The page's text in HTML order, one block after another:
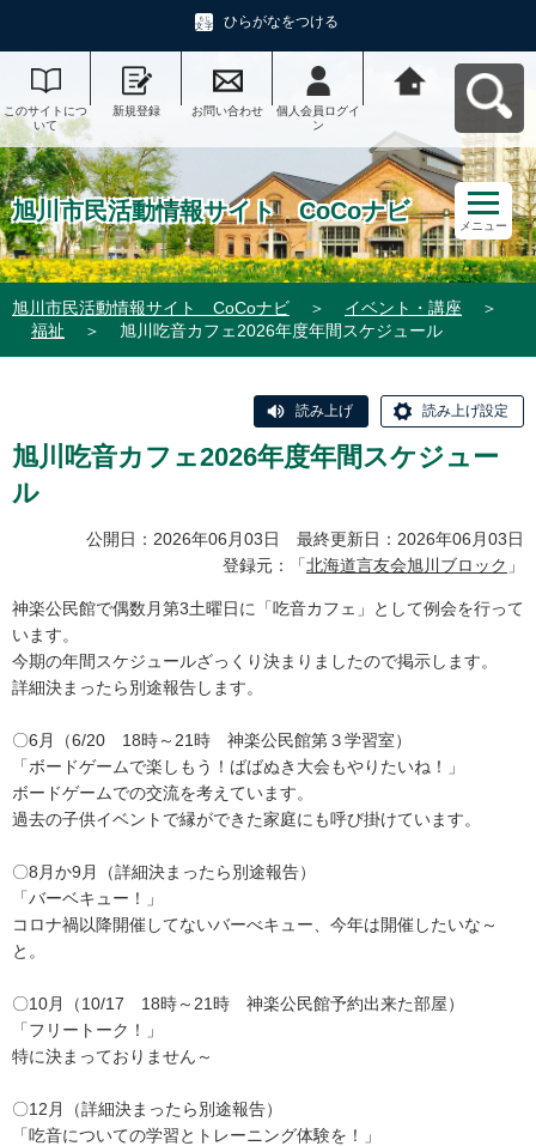
ひらがなをつける
このサイトにつ
いて
新規登録 お問い合わせ
個人会員ログイ
ン
ナビへ戻る
旭川市民活動情報サイト CoCoナビ
メニュー
旭川市民活動情報サイト CoCoナビ ＞ イベント・講座
＞
福祉
＞ 旭川吃音カフェ2026年度年間スケジュール
読み上げ 読み上げ設定
旭川吃音カフェ2026年度年間スケジュー
ル
公開日：2026年06月03日 最終更新日：2026年06月03日
登録元：「北海道言友会旭川ブロック 」
神楽公民館で偶数月第3土曜日に「吃音カフェ」として例会を行って
います。
今期の年間スケジュールざっくり決まりましたので掲示します。
詳細決まったら別途報告します。
〇6月（6/20 18時～21時 神楽公民館第３学習室）
「ボードゲームで楽しもう！ばばぬき大会もやりたいね！」
ボードゲームでの交流を考えています。
過去の子供イベントで縁ができた家庭にも呼び掛けています。
〇8月か9月（詳細決まったら別途報告）
「バーベキュー！」
コロナ禍以降開催してないバーべキュー、今年は開催したいな～
と。
〇10月（10/17 18時～21時 神楽公民館予約出来た部屋）
「フリートーク！」
特に決まっておりません～
〇12月（詳細決まったら別途報告）
「吃音についての学習とトレーニング体験を！」